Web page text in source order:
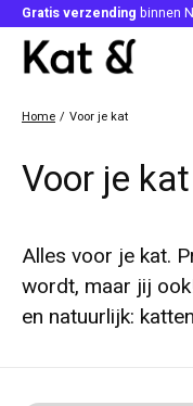
Gratis verzending binnen
Home / Voor je kat
Voor je kat
Alles voor je kat.
wordt, maar jij
en natuurlijk: